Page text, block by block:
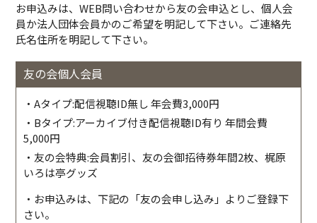
お申込みは、WEB問い合わせから友の会申込とし、個人会
員か法人団体会員かのご希望を明記して下さい。ご連絡先
氏名住所を明記して下さい。
友の会個人会員
・Aタイプ:配信視聴ID無し 年会費3,000円
・Bタイプ:アーカイブ付き配信視聴ID有り 年間会費
5,000円
・友の会特典:会員割引、友の会御招待券年間2枚、梶原
いろは亭グッズ
・お申込みは、下記の「友の会申し込み」よりご登録下
さい。